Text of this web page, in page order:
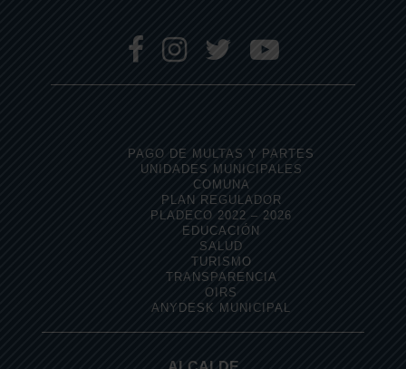
PAGO DE MULTAS Y PARTES
UNIDADES MUNICIPALES
COMUNA
PLAN REGULADOR
PLADECO 2022 – 2026
EDUCACIÓN
SALUD
TURISMO
TRANSPARENCIA
OIRS
ANYDESK MUNICIPAL